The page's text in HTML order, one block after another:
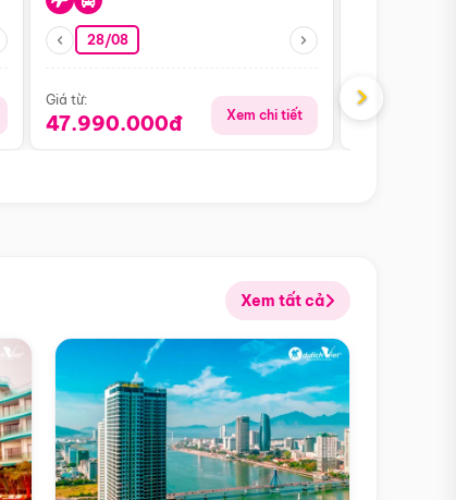
28/08
Giá từ:
47.990.000đ Xem chi tiết
Giá từ:
›
Xem tất cả